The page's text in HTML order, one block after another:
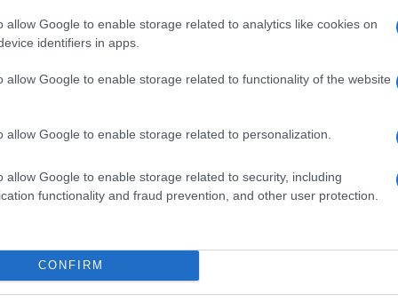
allow Google to enable storage related to analytics like cookies on
identifiers in apps.
allow Google to enable storage related to functionality of the website
allow Google to enable storage related to personalization.
allow Google to enable storage related to security, including
functionality and fraud prevention, and other user protection.
CONFIRM
pubblica la sua dichiarazione dei
3 mesi dalla proclamazione.
anni dal 2017 al 2020: